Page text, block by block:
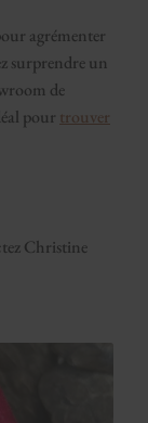
agrémenter
surprendre un
de
pour trouver
Christine